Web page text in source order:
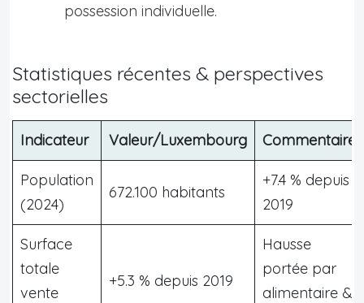
possession individuelle.
Statistiques récentes & perspectives
sectorielles
Indicateur Valeur/Luxembourg Commentaire
Population
(2024)
672.100 habitants
+7.4 % depuis
2019
Surface
totale
vente
+5.3 % depuis 2019
Hausse
portée par
alimentaire &